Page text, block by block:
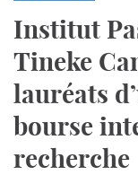
Institut
Tineke
lauréats
bourse
recherche